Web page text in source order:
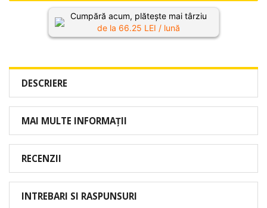
Cumpără acum, plătește mai târziu
de la 66.25 LEI / lună
DESCRIERE
MAI MULTE INFORMAȚII
RECENZII
INTREBARI SI RASPUNSURI